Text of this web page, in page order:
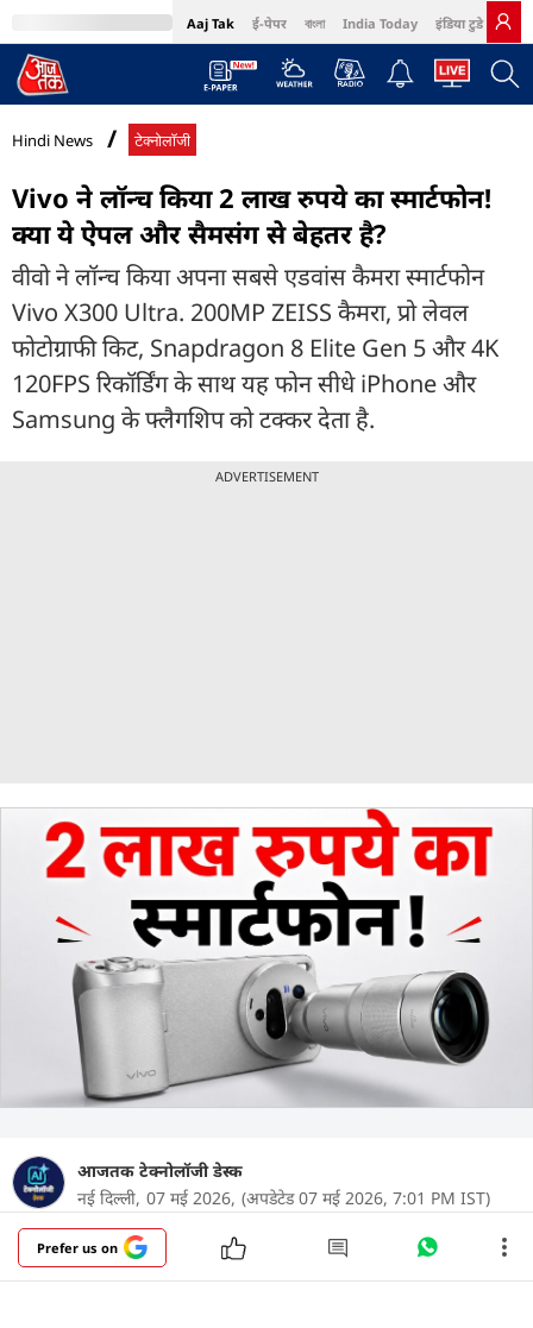
Aaj Tak ई-पेपर বাংলা India Today इंडिया टुडे हिंदी
MumbaiTak Cosmopolitan Harper's Bazaar Northeast
Hindi News टेक्नोलॉजी
Vivo ने लॉन्च किया 2 लाख रुपये का स्मार्टफोन!
क्या ये ऐपल और सैमसंग से बेहतर है?
वीवो ने लॉन्च किया अपना सबसे एडवांस कैमरा स्मार्टफोन
Vivo X300 Ultra. 200MP ZEISS कैमरा, प्रो लेवल
फोटोग्राफी किट, Snapdragon 8 Elite Gen 5 और 4K
120FPS रिकॉर्डिंग के साथ यह फोन सीधे iPhone और
Samsung के फ्लैगशिप को टक्कर देता है.
ADVERTISEMENT
आजतक टेक्नोलॉजी डेस्क
नई दिल्ली, 07 मई 2026, (अपडेटेड 07 मई 2026, 7:01 PM IST)
Prefer us on